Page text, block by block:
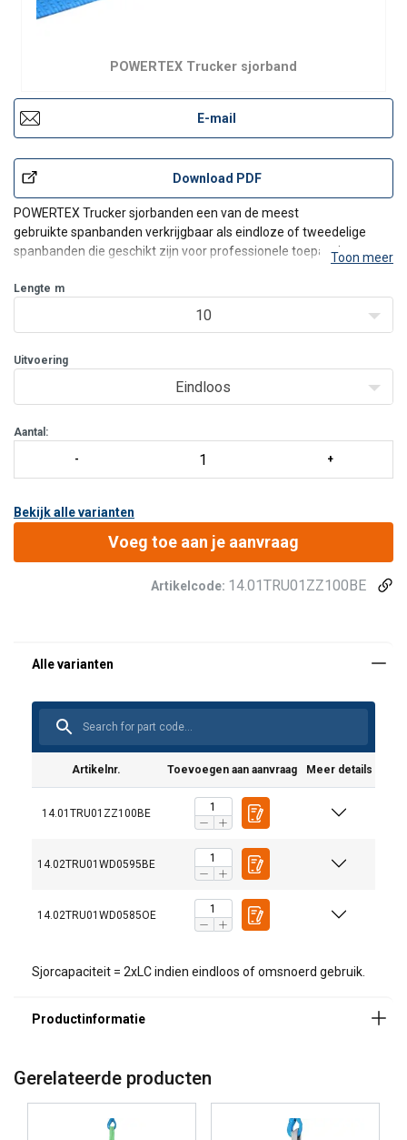
POWERTEX Trucker sjorband
E-mail
Download PDF
POWERTEX Trucker sjorbanden een van de meest
gebruikte spanbanden verkrijgbaar als eindloze of tweedelige
spanbanden die geschikt zijn voor professionele toepassingen.
350 daN.
Geweven hoogwaardig polyester band met een
Toon meer
Lengte m
10
Uitvoering
Eindloos
Aantal:
Bekijk alle varianten
Voeg toe aan je aanvraag
Artikelcode: 14.01TRU01ZZ100BE
Artikelnr. Toevoegen aan aanvraag Meer details
14.01TRU01ZZ100BE
14.02TRU01WD0595BE
14.02TRU01WD0585OE
Sjorcapaciteit = 2xLC indien eindloos of omsnoerd gebruik.
Gerelateerde producten